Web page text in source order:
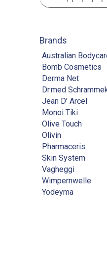
Brands
Australian
Bomb Cosmetics
Derma Net
Dr.med
Jean D’ Arcel
Monoi Tiki
Olive Touch
Olivin
Pharmaceris
Skin System
Vagheggi
Wimpernwelle
Yodeyma